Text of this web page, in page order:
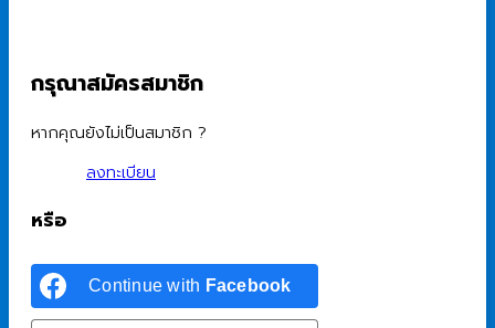
กรุณาสมัครสมาชิก
หากคุณยังไม่เป็นสมาชิก ?
ลงทะเบียน
หรือ
Continue with Facebook